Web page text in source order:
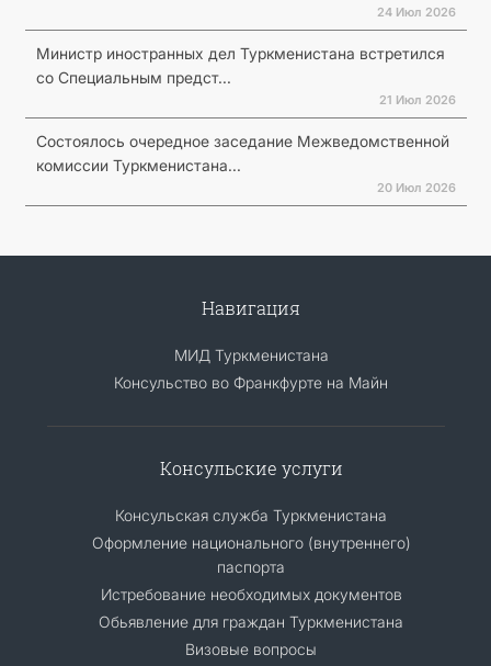
24 Июл 2026
Министр иностранных дел Туркменистана встретился
со Специальным предст...
21 Июл 2026
Состоялось очередное заседание Межведомственной
комиссии Туркменистана...
20 Июл 2026
Навигация
МИД Туркменистана
Консульство во Франкфурте на Майн
Консульские услуги
Консульская служба Туркменистана
Оформление национального (внутреннего)
паспорта
Истребование необходимых документов
Обьявление для граждан Туркменистана
Визовые вопросы